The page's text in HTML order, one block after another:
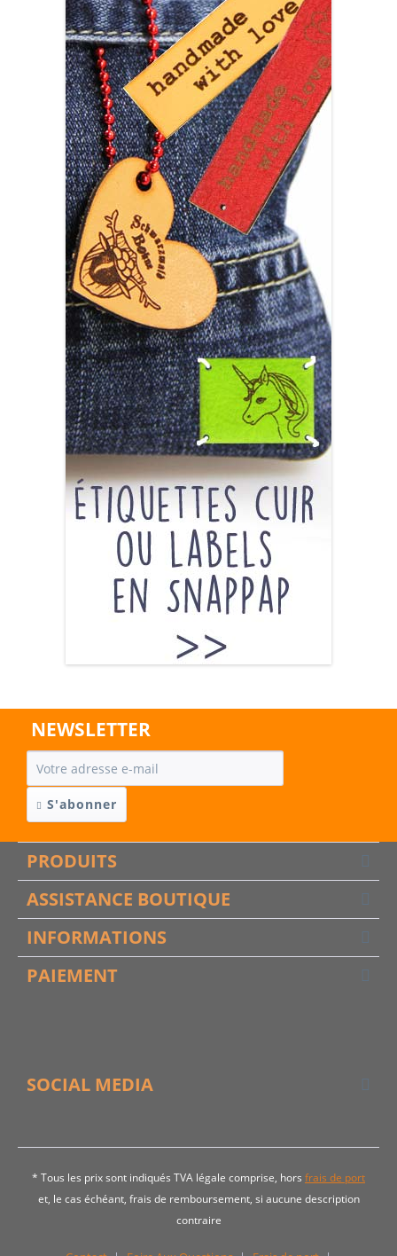
NEWSLETTER
S'abonner
PRODUITS
ASSISTANCE BOUTIQUE
INFORMATIONS
PAIEMENT
SOCIAL MEDIA
* Tous les prix sont indiqués TVA légale comprise, hors frais de port
et, le cas échéant, frais de remboursement, si aucune description
contraire